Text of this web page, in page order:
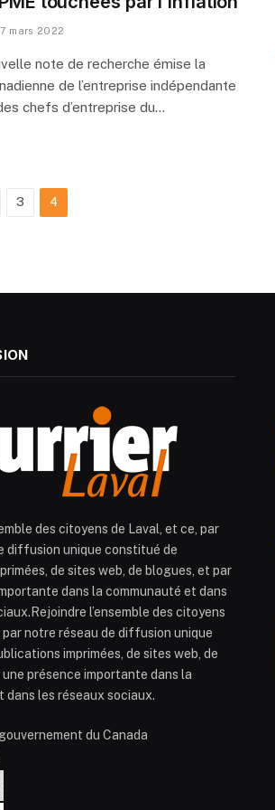
mars 2022
note de recherche émise la
de l’entreprise indépendante
chefs d’entreprise du…
3 4
des citoyens de Laval, et ce, par
diffusion unique constitué de
de sites web, de blogues, et par
dans la communauté et dans
l’ensemble des citoyens
par notre réseau de diffusion unique
imprimées, de sites web, de
présence importante dans la
dans les réseaux sociaux.
du Canada